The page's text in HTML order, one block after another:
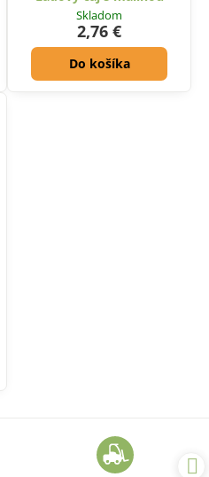
Skladom
2,76 €
Do košíka